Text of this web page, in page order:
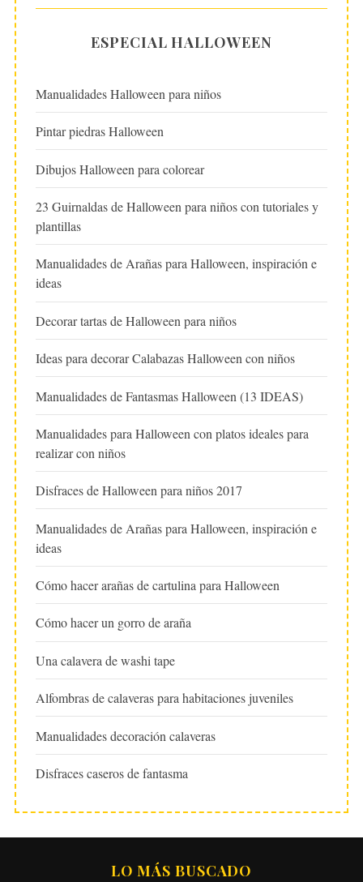
ESPECIAL HALLOWEEN
Manualidades Halloween para niños
Pintar piedras Halloween
Dibujos Halloween para colorear
23 Guirnaldas de Halloween para niños con tutoriales y
plantillas
Manualidades de Arañas para Halloween, inspiración e
ideas
Decorar tartas de Halloween para niños
Ideas para decorar Calabazas Halloween con niños
Manualidades de Fantasmas Halloween (13 IDEAS)
Manualidades para Halloween con platos ideales para
realizar con niños
Disfraces de Halloween para niños 2017
Manualidades de Arañas para Halloween, inspiración e
ideas
Cómo hacer arañas de cartulina para Halloween
Cómo hacer un gorro de araña
Una calavera de washi tape
Alfombras de calaveras para habitaciones juveniles
Manualidades decoración calaveras
Disfraces caseros de fantasma
LO MÁS BUSCADO